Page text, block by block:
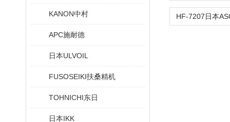
KANON中村
APC施耐德
日本ULVOIL
FUSOSEIKI扶桑精机
TOHNICHI东日
日本IKK